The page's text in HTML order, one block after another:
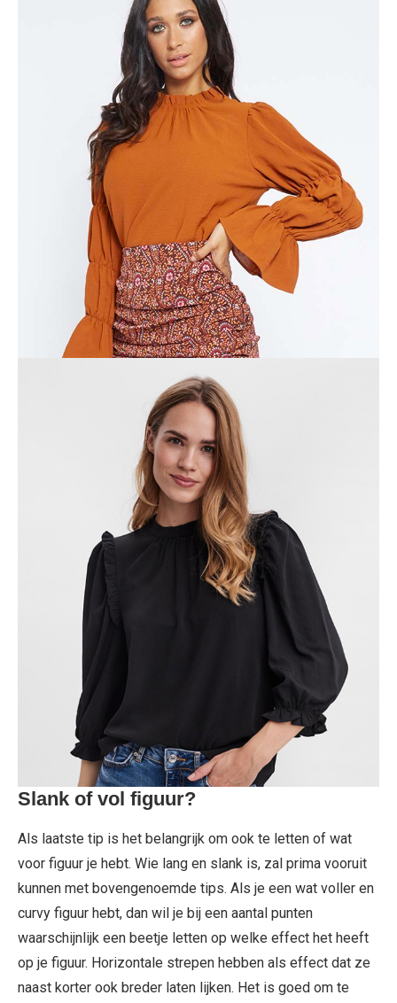
Slank of vol figuur?
Als laatste tip is het belangrijk om ook te letten of wat
voor figuur je hebt. Wie lang en slank is, zal prima vooruit
kunnen met bovengenoemde tips. Als je een wat voller en
curvy figuur hebt, dan wil je bij een aantal punten
waarschijnlijk een beetje letten op welke effect het heeft
op je figuur. Horizontale strepen hebben als effect dat ze
naast korter ook breder laten lijken. Het is goed om te